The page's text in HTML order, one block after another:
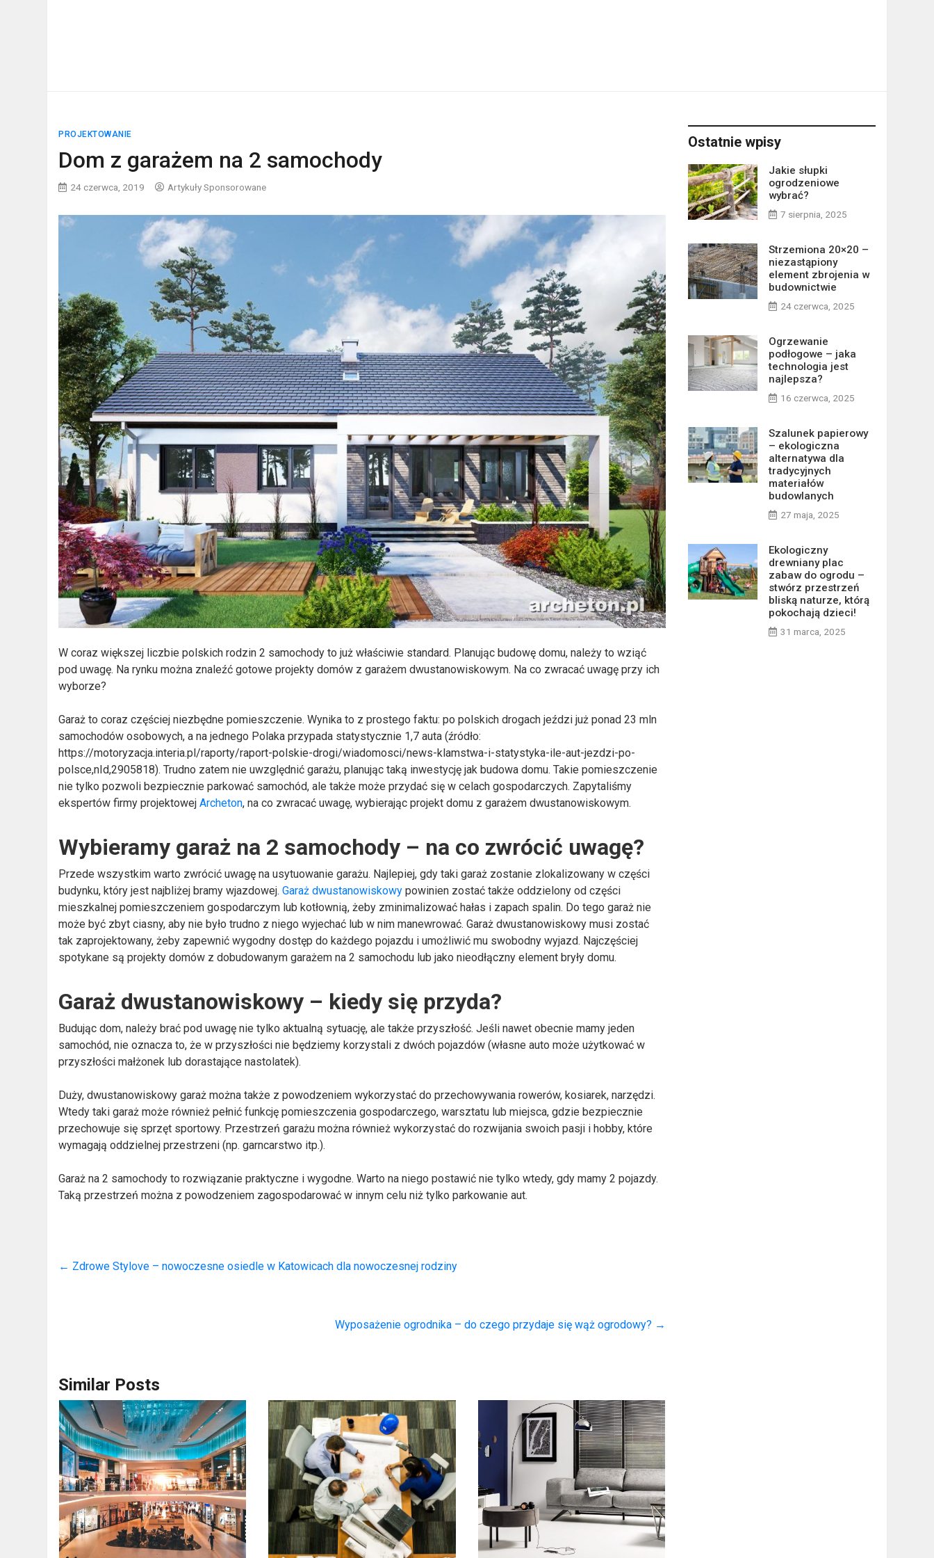
PROJEKTOWANIE
Dom z garażem na 2 samochody
24 czerwca, 2019 Artykuły Sponsorowane
W coraz większej liczbie polskich rodzin 2 samochody to już właściwie standard. Planując budowę domu, należy to wziąć
pod uwagę. Na rynku można znaleźć gotowe projekty domów z garażem dwustanowiskowym. Na co zwracać uwagę przy ich
wyborze?
Garaż to coraz częściej niezbędne pomieszczenie. Wynika to z prostego faktu: po polskich drogach jeździ już ponad 23 mln
samochodów osobowych, a na jednego Polaka przypada statystycznie 1,7 auta (źródło:
https://motoryzacja.interia.pl/raporty/raport-polskie-drogi/wiadomosci/news-klamstwa-i-statystyka-ile-aut-jezdzi-po-
polsce,nId,2905818). Trudno zatem nie uwzględnić garażu, planując taką inwestycję jak budowa domu. Takie pomieszczenie
nie tylko pozwoli bezpiecznie parkować samochód, ale także może przydać się w celach gospodarczych. Zapytaliśmy
ekspertów firmy projektowejArcheton, na co zwracać uwagę, wybierając projekt domu z garażem dwustanowiskowym.
Wybieramy garaż na 2 samochody – na co zwrócić uwagę?
Przede wszystkim warto zwrócić uwagę na usytuowanie garażu. Najlepiej, gdy taki garaż zostanie zlokalizowany w części
budynku, który jest najbliżej bramy wjazdowej.Garaż dwustanowiskowy powinien zostać także oddzielony od części
mieszkalnej pomieszczeniem gospodarczym lub kotłownią, żeby zminimalizować hałas i zapach spalin. Do tego garaż nie
może być zbyt ciasny, aby nie było trudno z niego wyjechać lub w nim manewrować. Garaż dwustanowiskowy musi zostać
tak zaprojektowany, żeby zapewnić wygodny dostęp do każdego pojazdu i umożliwić mu swobodny wyjazd. Najczęściej
spotykane są projekty domów z dobudowanym garażem na 2 samochodu lub jako nieodłączny element bryły domu.
Garaż dwustanowiskowy – kiedy się przyda?
Budując dom, należy brać pod uwagę nie tylko aktualną sytuację, ale także przyszłość. Jeśli nawet obecnie mamy jeden
samochód, nie oznacza to, że w przyszłości nie będziemy korzystali z dwóch pojazdów (własne auto może użytkować w
przyszłości małżonek lub dorastające nastolatek).
Duży, dwustanowiskowy garaż można także z powodzeniem wykorzystać do przechowywania rowerów, kosiarek, narzędzi.
Wtedy taki garaż może również pełnić funkcję pomieszczenia gospodarczego, warsztatu lub miejsca, gdzie bezpiecznie
przechowuje się sprzęt sportowy. Przestrzeń garażu można również wykorzystać do rozwijania swoich pasji i hobby, które
wymagają oddzielnej przestrzeni (np. garncarstwo itp.).
Garaż na 2 samochody to rozwiązanie praktyczne i wygodne. Warto na niego postawić nie tylko wtedy, gdy mamy 2 pojazdy.
Taką przestrzeń można z powodzeniem zagospodarować w innym celu niż tylko parkowanie aut.
← Zdrowe Stylove – nowoczesne osiedle w Katowicach dla nowoczesnej rodziny
Wyposażenie ogrodnika – do czego przydaje się wąż ogrodowy? →
Similar Posts
Ostatnie wpisy
Jakie słupki
ogrodzeniowe
wybrać?
7 sierpnia, 2025
Strzemiona 20×20 –
niezastąpiony
element zbrojenia w
budownictwie
24 czerwca, 2025
Ogrzewanie
podłogowe – jaka
technologia jest
najlepsza?
16 czerwca, 2025
Szalunek papierowy
– ekologiczna
alternatywa dla
tradycyjnych
materiałów
budowlanych
27 maja, 2025
Ekologiczny
drewniany plac
zabaw do ogrodu –
stwórz przestrzeń
bliską naturze, którą
pokochają dzieci!
31 marca, 2025